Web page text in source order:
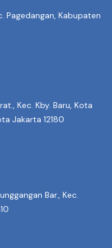
Pagedangan, Kabupaten
Kec. Kby. Baru, Kota
Jakarta 12180
Bar., Kec.